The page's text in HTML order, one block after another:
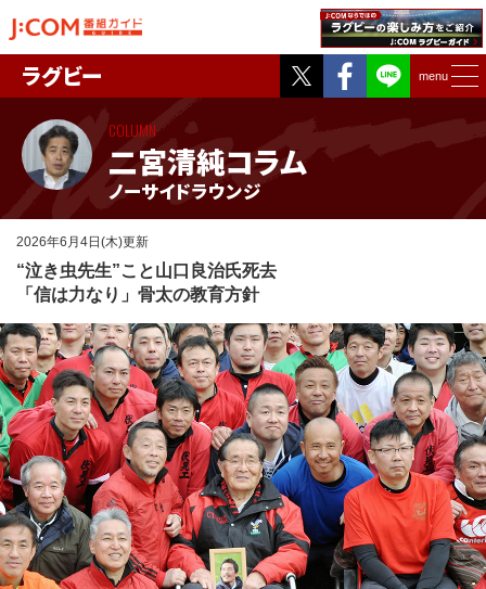
Twitter
Facebook
menu
ラグビー
二宮清純コラム
ノーサイドラウンジ
COLUMN
2026年6月4日(木)更新
“泣き虫先生”こと山口良治氏死去
「信は力なり」骨太の教育方針